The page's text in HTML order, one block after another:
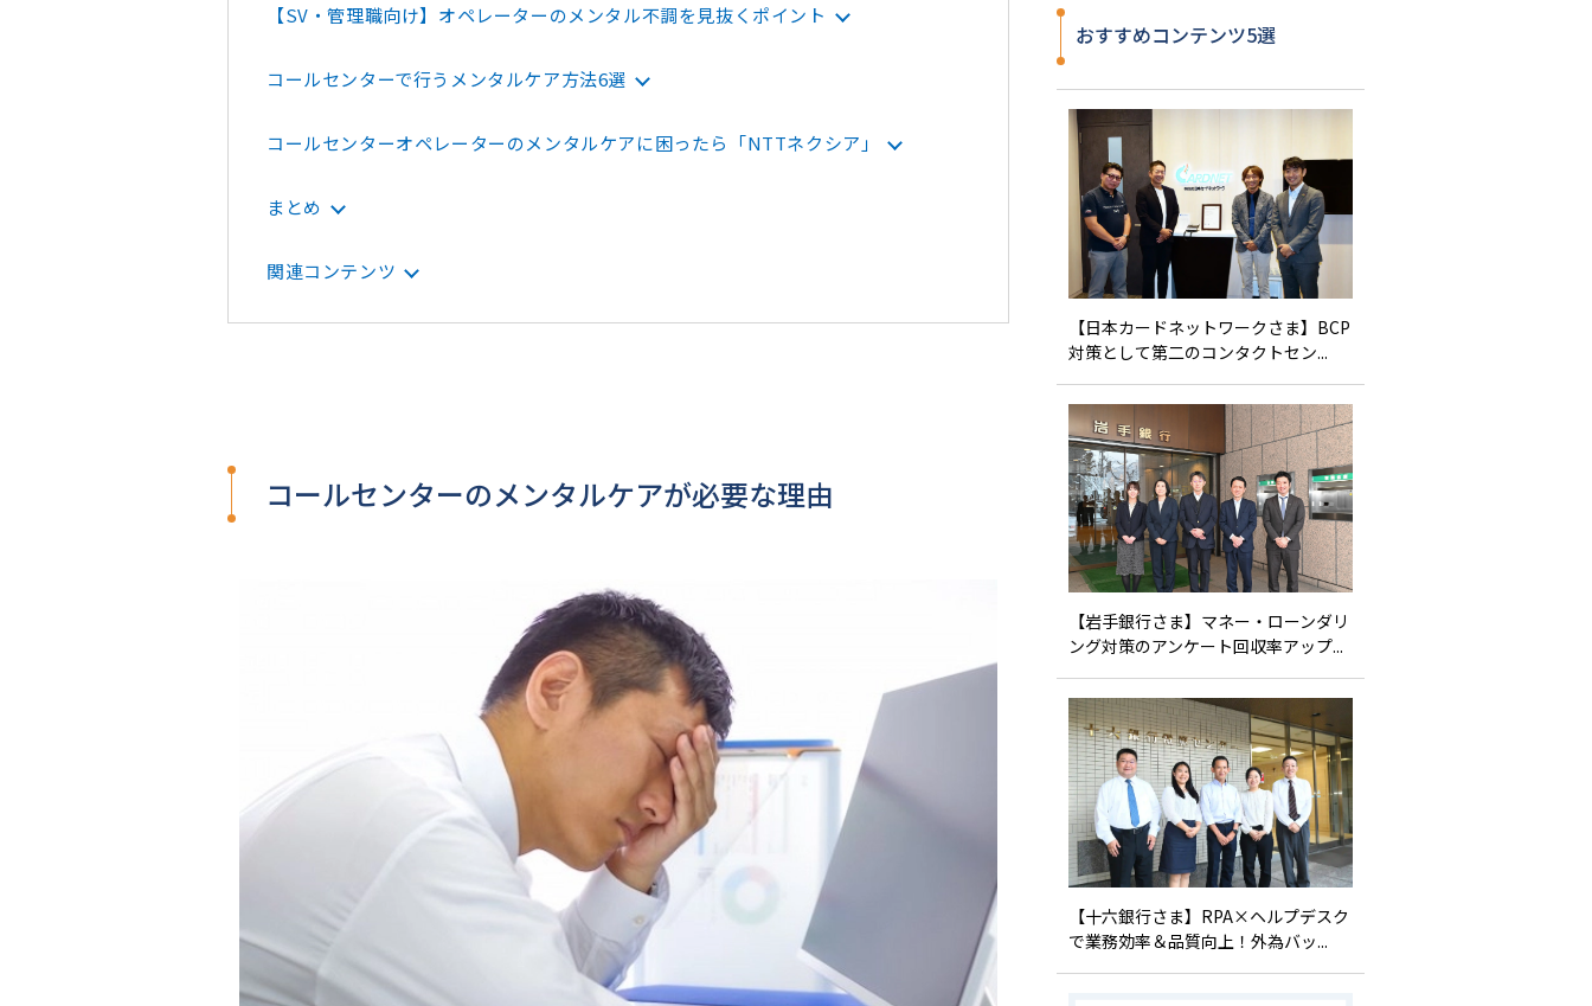
【SV・管理職向け】オペレーターのメンタル不調を見抜くポイント
コールセンターで行うメンタルケア方法6選
コールセンターオペレーターのメンタルケアに困ったら「NTTネクシア」
まとめ
関連コンテンツ
コールセンターのメンタルケアが必要な理由
おすすめコンテンツ5選
【日本カードネットワークさま】BCP
対策として第二のコンタクトセン...
【岩手銀行さま】マネー・ローンダリ
ング対策のアンケート回収率アップ...
【十六銀行さま】RPA×ヘルプデスク
で業務効率＆品質向上！外為バッ...